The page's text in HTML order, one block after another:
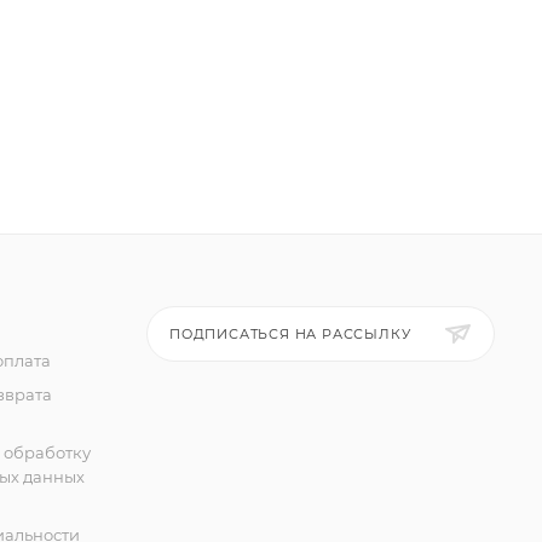
обработку
данных
ПОДПИСАТЬСЯ НА РАССЫЛКУ